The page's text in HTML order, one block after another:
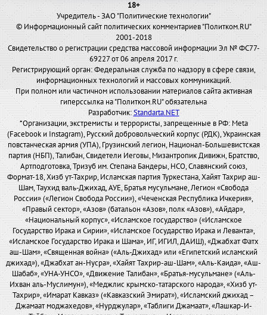
18+
Учредитель - ЗАО "Политические технологии"
© Информационный сайт политических комментариев "Политком.RU"
2001-2018
Свидетельство о регистрации средства массовой информации Эл № ФС77-
69227 от 06 апреля 2017 г.
Регистрирующий орган: Федеральная служба по надзору в сфере связи,
информационных технологий и массовых коммуникаций.
При полном или частичном использовании материалов сайта активная
гиперссылка на "Политком.RU" обязательна
Разработчик:Standarta.NET
*Организации, экстремисты и террористы, запрещенные в РФ: Meta
(Facebook и Instagram), Русский добровольческий корпус (РДК), Украинская
повстанческая армия (УПА), Грузинский легион, Национал-Большевистская
партия (НБП), Талибан, Свидетели Иеговы, Мизантропик Дивижн, Братство,
Артподготовка, Тризуб им. Степана Бандеры, НСО, Славянский союз,
Формат-18, Хизб ут-Тахрир, Исламская партия Туркестана, Хайят Тахрир аш-
Шам, Таухид валь-Джихад, АУЕ, Братья мусульмане, Легион «Свобода
России» («Легион Свобода России»), «Чеченская Республика Ичкерия»,
«Правый сектор», «Азов» (батальон «Азов», полк «Азов»), «Айдар»,
«Национальный корпус», «Исламское государство» («Исламское
Государство Ирака и Сирии», «Исламское Государство Ирака и Леванта»,
«Исламское Государство Ирака и Шама», ИГ, ИГИЛ, ДАИШ), «Джабхат Фатх
аш-Шам», «Священная война» («Аль-Джихад» или «Египетский исламский
джихад»), «Джабхат ан-Нусра», «Хайят Тахрир-аш-Шам», «Аль-Каида», «Аш-
Шабаб», «УНА-УНСО», «Движение Талибан», «Братья-мусульмане» («Аль-
Ихван аль-Муслимун»), «Меджлис крымско-татарского народа», «Хизб ут-
Тахрир», «Имарат Кавказ» («Кавказский Эмират»), «Исламский джихад –
Джамаат моджахедов», «Нурджулар», «Таблиги Джамаат», «Лашкар-И-